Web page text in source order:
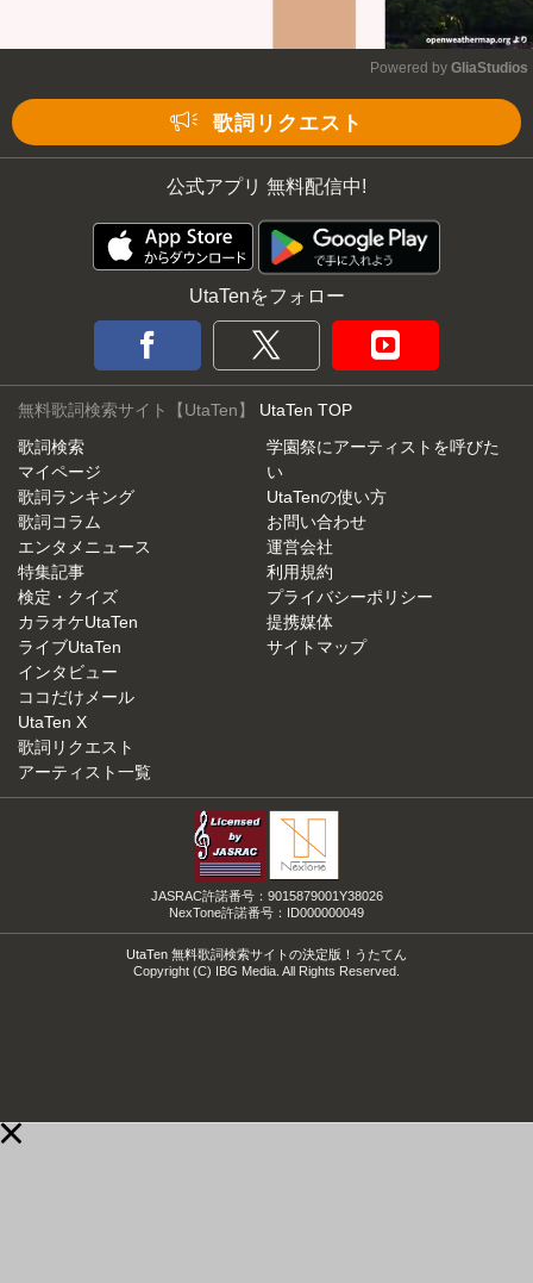
Powered by GliaStudios
歌詞リクエスト
公式アプリ 無料配信中!
UtaTenをフォロー
無料歌詞検索サイト【UtaTen】 UtaTen TOP
歌詞検索
マイページ
歌詞ランキング
歌詞コラム
エンタメニュース
特集記事
検定・クイズ
カラオケUtaTen
ライブUtaTen
インタビュー
ココだけメール
UtaTen X
歌詞リクエスト
アーティスト一覧
学園祭にアーティストを呼びた
い
UtaTenの使い方
お問い合わせ
運営会社
利用規約
プライバシーポリシー
提携媒体
サイトマップ
JASRAC許諾番号：9015879001Y38026
NexTone許諾番号：ID000000049
UtaTen 無料歌詞検索サイトの決定版！うたてん
Copyright (C) IBG Media. All Rights Reserved.